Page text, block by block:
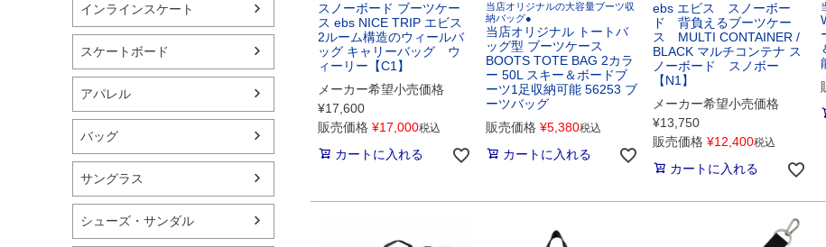
インラインスケート
スケートボード
アパレル
バッグ
サングラス
シューズ・サンダル
スノーボード ブーツケー
ス ebs NICE TRIP エビス
2ルーム構造のウィールバ
ッグ キャリーバッグ ウ
ィーリー【C1】
メーカー希望小売価格
¥17,600
販売価格 ¥17,000税込
カートに入れる
当店オリジナルの大容量ブーツ収
納バッグ●
当店オリジナル トートバ
ッグ型 ブーツケース
BOOTS TOTE BAG 2カラ
ー 50L スキー＆ボードブ
ーツ1足収納可能 56253 ブ
ーツバッグ
販売価格 ¥5,380税込
カートに入れる
ebs エビス スノーボー
ド 背負えるブーツケー
ス MULTI CONTAINER /
BLACK マルチコンテナ ス
ノーボード スノボー
【N1】
メーカー希望小売価格
¥13,750
販売価格 ¥12,400税込
カートに入れる